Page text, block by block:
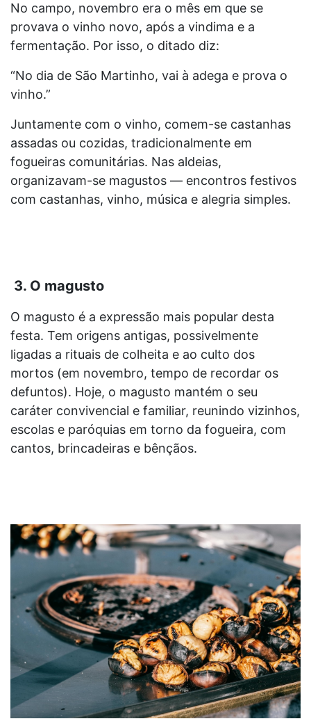
No campo, novembro era o mês em que se
provava o vinho novo, após a vindima e a
fermentação. Por isso, o ditado diz:
“No dia de São Martinho, vai à adega e prova o
vinho.”
Juntamente com o vinho, comem-se castanhas
assadas ou cozidas, tradicionalmente em
fogueiras comunitárias. Nas aldeias,
organizavam-se magustos — encontros festivos
com castanhas, vinho, música e alegria simples.
3. O magusto
O magusto é a expressão mais popular desta
festa. Tem origens antigas, possivelmente
ligadas a rituais de colheita e ao culto dos
mortos (em novembro, tempo de recordar os
defuntos). Hoje, o magusto mantém o seu
caráter convivencial e familiar, reunindo vizinhos,
escolas e paróquias em torno da fogueira, com
cantos, brincadeiras e bênçãos.